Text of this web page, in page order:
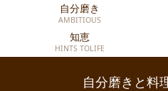
自分磨きと料
自分磨き
AMBITIOUS
知恵
HINTS TOLIFE